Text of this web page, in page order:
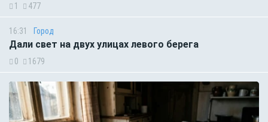
1 477
16:31 Город
Дали свет на двух улицах левого берега
0 1679